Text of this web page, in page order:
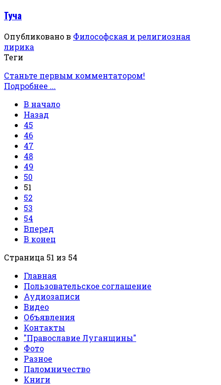
Туча
Опубликовано в Философская и религиозная
лирика
Теги
Станьте первым комментатором!
Подробнее ...
В начало
Назад
45
46
47
48
49
50
51
52
53
54
Вперед
В конец
Страница 51 из 54
Главная
Пользовательское соглашение
Аудиозаписи
Видео
Объявления
Контакты
"Православие Луганщины"
Фото
Разное
Паломничество
Книги